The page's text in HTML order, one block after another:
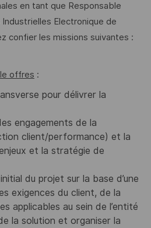
en tant que Responsable
Electronique de
confier les missions suivantes :
offres :
pour délivrer la
engagements de la
client/performance) et la
et la stratégie de
du projet sur la base d’une
exigences du client, de la
applicables au sein de l’entité
la solution et organiser la